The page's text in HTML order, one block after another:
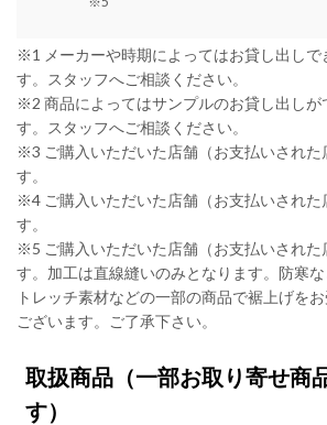
※1 メーカーや時期によってはお貸し出しで
す。スタッフへご相談ください。
※2 商品によってはサンプルのお貸し出しが
す。スタッフへご相談ください。
※3 ご購入いただいた店舗（お支払いされた
す。
※4 ご購入いただいた店舗（お支払いされた
す。
※5 ご購入いただいた店舗（お支払いされた
す。加工は直線縫いのみとなります。防寒
トレッチ素材などの一部の商品で裾上げを
ございます。ご了承下さい。
取扱商品（一部お取り寄せ商
す）